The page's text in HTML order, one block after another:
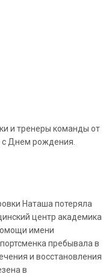
и тренеры команды от
Днем рождения.
Наташа потеряла
центр академика
имени
пребывала в
и восстановления
в